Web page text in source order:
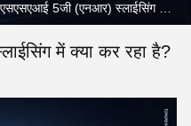
में क्या कर रहा है?